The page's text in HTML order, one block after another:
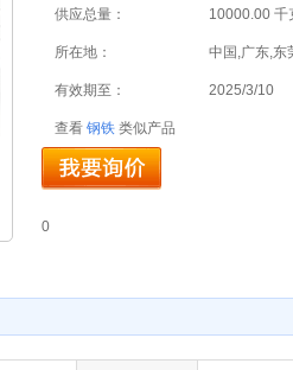
供应总量： 10000.00 千
所在地： 中国,广东,东
有效期至： 2025/3/10
查看 钢铁 类似产品
0